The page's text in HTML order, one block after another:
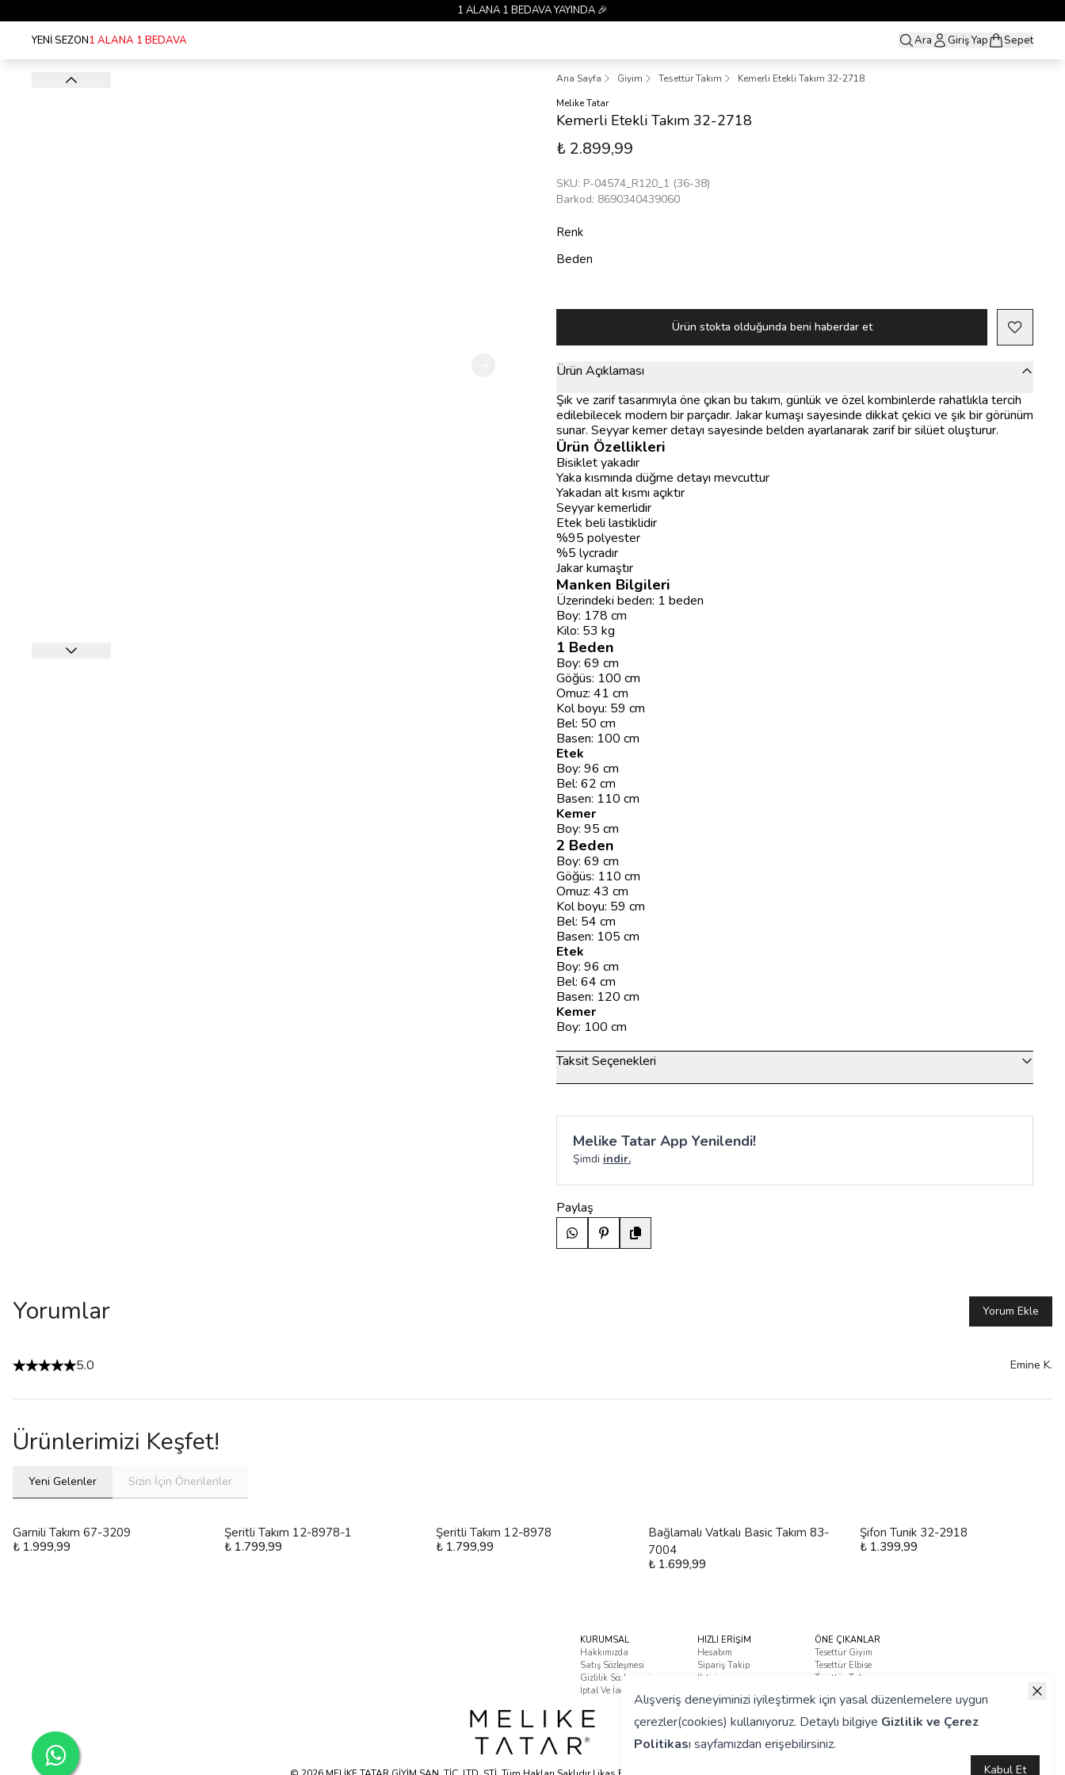
Alışveriş deneyiminizi iyileştirmek için yasal düzenlemelere uygun
çerezler(cookies) kullanıyoruz. Detaylı bilgiye Gizlilik ve Çerez
Politikası sayfamızdan erişebilirsiniz.
Kabul Et
1 ALANA 1 BEDAVA YAYINDA 🎉
YENİ SEZON1 ALANA 1 BEDAVA Ara Giriş Yap Sepet
Ana Sayfa Giyim Tesettür Takım
Kemerli Etekli Takım 32-2718
Melike Tatar
Kemerli Etekli Takım 32-2718
₺ 2.899,99
SKU: P-04574_R120_1 (36-38)
Barkod: 8690340439060
Renk
Beden
Ürün stokta olduğunda beni haberdar et
Ürün Açıklaması
Şık ve zarif tasarımıyla öne çıkan bu takım, günlük ve özel kombinlerde rahatlıkla tercih
edilebilecek modern bir parçadır. Jakar kumaşı sayesinde dikkat çekici ve şık bir görünüm
sunar. Seyyar kemer detayı sayesinde belden ayarlanarak zarif bir silüet oluşturur.
Ürün Özellikleri
Bisiklet yakadır
Yaka kısmında düğme detayı mevcuttur
Yakadan alt kısmı açıktır
Seyyar kemerlidir
Etek beli lastiklidir
%95 polyester
%5 lycradır
Jakar kumaştır
Manken Bilgileri
Üzerindeki beden: 1 beden
Boy: 178 cm
Kilo: 53 kg
1 Beden
Boy: 69 cm
Göğüs: 100 cm
Omuz: 41 cm
Kol boyu: 59 cm
Bel: 50 cm
Basen: 100 cm
Etek
Boy: 96 cm
Bel: 62 cm
Basen: 110 cm
Kemer
Boy: 95 cm
2 Beden
Boy: 69 cm
Göğüs: 110 cm
Omuz: 43 cm
Kol boyu: 59 cm
Bel: 54 cm
Basen: 105 cm
Etek
Boy: 96 cm
Bel: 64 cm
Basen: 120 cm
Kemer
Boy: 100 cm
Taksit Seçenekleri
Melike Tatar App Yenilendi!
Şimdi indir.
Paylaş
Yorumlar Yorum Ekle
5.0 Emine K.
Ürünlerimizi Keşfet!
Yeni Gelenler Sizin İçin Önerilenler
Garnili Takım 67-3209
₺ 1.999,99
Şeritli Takım 12-8978-1
₺ 1.799,99
Şeritli Takım 12-8978
₺ 1.799,99
Bağlamalı Vatkalı Basic Takım 83-
7004
₺ 1.699,99
Şifon Tunik 32-2918
₺ 1.399,99
KURUMSAL
Hakkımızda
Satış Sözleşmesi
Gizlilik Sözleşmesi
İptal Ve İade Koşulları
HIZLI ERİŞİM
Hesabım
Sipariş Takip
İletişim
ÖNE ÇIKANLAR
Tesettür Giyim
Tesettür Elbise
Tesettür Takım